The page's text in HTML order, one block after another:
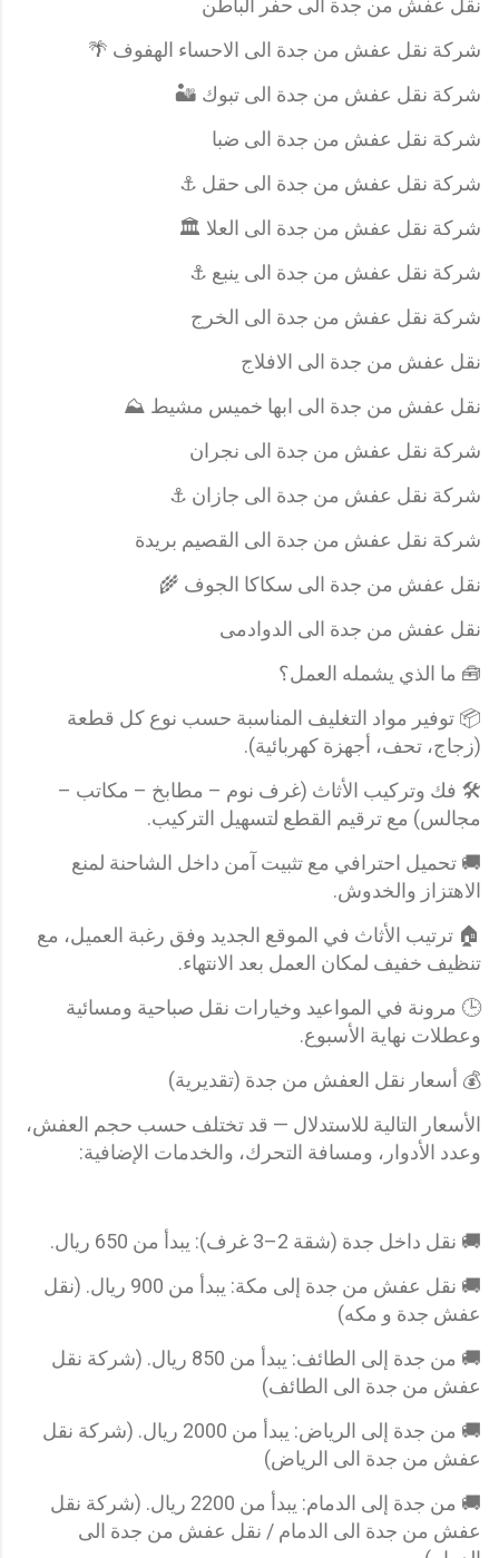
شركة نقل عفش من جدة الى الاحساء الهفوف 🌴
شركة نقل عفش من جدة الى تبوك 🏜️
شركة نقل عفش من جدة الى ضبا
شركة نقل عفش من جدة الى حقل ⚓
شركة نقل عفش من جدة الى العلا 🏛️
شركة نقل عفش من جدة الى ينبع ⚓
شركة نقل عفش من جدة الى الخرج
نقل عفش من جدة الى الافلاج
نقل عفش من جدة الى ابها خميس مشيط ⛰️
شركة نقل عفش من جدة الى نجران
شركة نقل عفش من جدة الى جازان ⚓
شركة نقل عفش من جدة الى القصيم بريدة
نقل عفش من جدة الى سكاكا الجوف 🌾
نقل عفش من جدة الى الدوادمى
🧰 ما الذي يشمله العمل؟
📦 توفير مواد التغليف المناسبة حسب نوع كل قطعة
(زجاج، تحف، أجهزة كهربائية).
🛠️ فك وتركيب الأثاث (غرف نوم – مطابخ – مكاتب –
مجالس) مع ترقيم القطع لتسهيل التركيب.
🚚 تحميل احترافي مع تثبيت آمن داخل الشاحنة لمنع
الاهتزاز والخدوش.
🏠 ترتيب الأثاث في الموقع الجديد وفق رغبة العميل، مع
تنظيف خفيف لمكان العمل بعد الانتهاء.
🕒 مرونة في المواعيد وخيارات نقل صباحية ومسائية
وعطلات نهاية الأسبوع.
💰 أسعار نقل العفش من جدة (تقديرية)
الأسعار التالية للاستدلال — قد تختلف حسب حجم العفش،
وعدد الأدوار، ومسافة التحرك، والخدمات الإضافية:
🚚 نقل داخل جدة (شقة 2–3 غرف): يبدأ من 650 ريال.
🚚 نقل عفش من جدة إلى مكة: يبدأ من 900 ريال. (نقل
عفش جدة و مكه)
🚚 من جدة إلى الطائف: يبدأ من 850 ريال. (شركة نقل
عفش من جدة الى الطائف)
🚚 من جدة إلى الرياض: يبدأ من 2000 ريال. (شركة نقل
عفش من جدة الى الرياض)
🚚 من جدة إلى الدمام: يبدأ من 2200 ريال. (شركة نقل
عفش من جدة الى الدمام / نقل عفش من جدة الى